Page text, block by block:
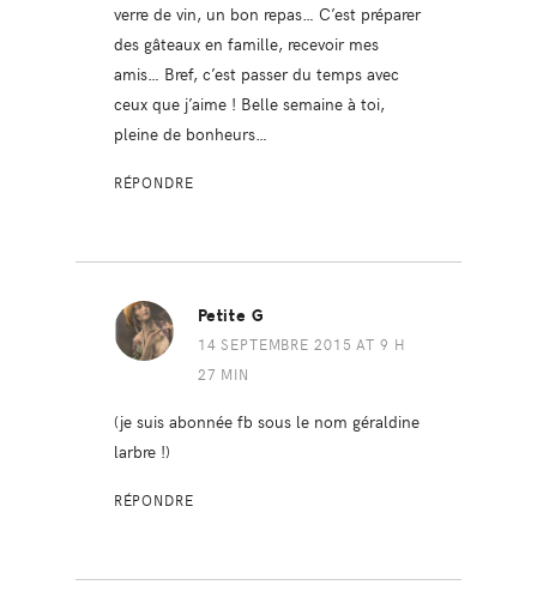
verre de vin, un bon repas… C’est préparer
des gâteaux en famille, recevoir mes
amis… Bref, c’est passer du temps avec
ceux que j’aime ! Belle semaine à toi,
pleine de bonheurs…
RÉPONDRE
Petite G
14 SEPTEMBRE 2015 AT 9 H
27 MIN
(je suis abonnée fb sous le nom géraldine
larbre !)
RÉPONDRE